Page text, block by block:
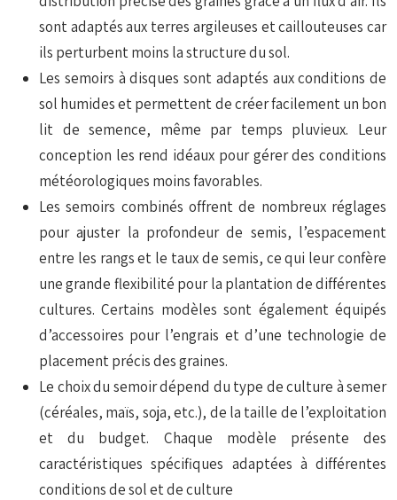
sont adaptés aux terres argileuses et caillouteuses car
ils perturbent moins la structure du sol.
Les semoirs à disques sont adaptés aux conditions de
sol humides et permettent de créer facilement un bon
lit de semence, même par temps pluvieux. Leur
conception les rend idéaux pour gérer des conditions
météorologiques moins favorables.
Les semoirs combinés offrent de nombreux réglages
pour ajuster la profondeur de semis, l’espacement
entre les rangs et le taux de semis, ce qui leur confère
une grande flexibilité pour la plantation de différentes
cultures. Certains modèles sont également équipés
d’accessoires pour l’engrais et d’une technologie de
placement précis des graines.
Le choix du semoir dépend du type de culture à semer
(céréales, maïs, soja, etc.), de la taille de l’exploitation
et du budget. Chaque modèle présente des
caractéristiques spécifiques adaptées à différentes
conditions de sol et de culture